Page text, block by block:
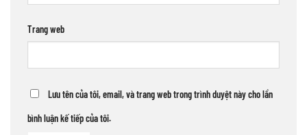
Trang web
Lưu tên của tôi, email, và trang web trong trình duyệt này cho lần
bình luận kế tiếp của tôi.